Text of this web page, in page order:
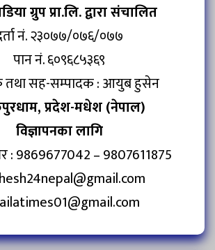
ग्रुप प्रा.लि. द्वारा संचालित
नं. २३०७७/०७६/०७७
पान नं. ६०९६८५३६९
सह-सम्पादक : आयुब हुसेन
प्रदेश-मधेश (नेपाल)
विज्ञापनका लागि
: 9869677042 – 9807611875